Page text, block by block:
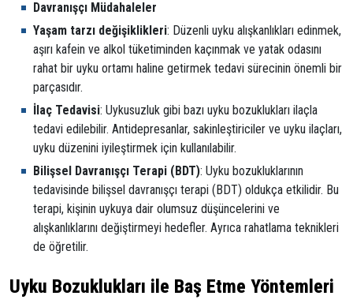
Davranışçı Müdahaleler
Yaşam tarzı değişiklikleri: Düzenli uyku alışkanlıkları edinmek,
aşırı kafein ve alkol tüketiminden kaçınmak ve yatak odasını
rahat bir uyku ortamı haline getirmek tedavi sürecinin önemli bir
parçasıdır.
İlaç Tedavisi: Uykusuzluk gibi bazı uyku bozuklukları ilaçla
tedavi edilebilir. Antidepresanlar, sakinleştiriciler ve uyku ilaçları,
uyku düzenini iyileştirmek için kullanılabilir.
Bilişsel Davranışçı Terapi (BDT): Uyku bozukluklarının
tedavisinde bilişsel davranışçı terapi (BDT) oldukça etkilidir. Bu
terapi, kişinin uykuya dair olumsuz düşüncelerini ve
alışkanlıklarını değiştirmeyi hedefler. Ayrıca rahatlama teknikleri
de öğretilir.
Uyku Bozuklukları ile Baş Etme Yöntemleri